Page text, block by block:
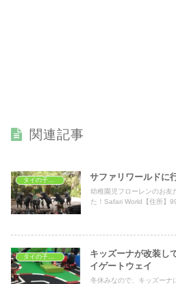
関連記事
タイの子どもの遊び場 サファリワールドに
幼稚園児フローレンのお友
た！Safari World【住所】
キッズーナが改装し
イゲートウェイ
冬休みなので、キッズーナ